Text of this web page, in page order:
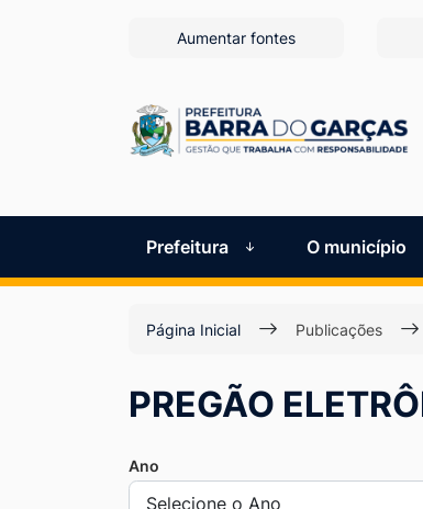
Seção
atalhos
e
links
de
acessibilidade
conteúdo
[alt+1]
para
menu
a
[alt+3]
Aumentar fontes
Prefeitura O município
Página Inicial Publicações
PREGÃO
Ano